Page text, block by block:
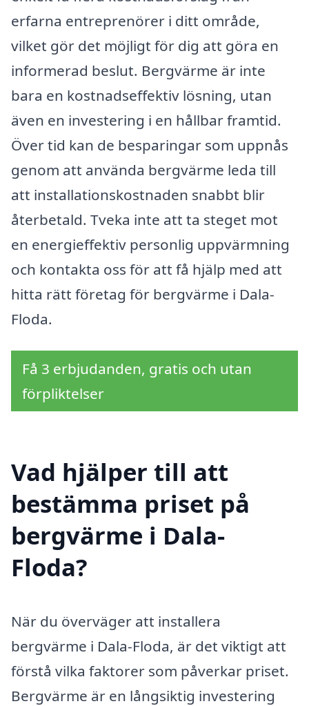
erfarna entreprenörer i ditt område,
vilket gör det möjligt för dig att göra en
informerad beslut. Bergvärme är inte
bara en kostnadseffektiv lösning, utan
även en investering i en hållbar framtid.
Över tid kan de besparingar som uppnås
genom att använda bergvärme leda till
att installationskostnaden snabbt blir
återbetald. Tveka inte att ta steget mot
en energieffektiv personlig uppvärmning
och kontakta oss för att få hjälp med att
hitta rätt företag för bergvärme i Dala-
Floda.
Få 3 erbjudanden, gratis och utan
förpliktelser
Vad hjälper till att
bestämma priset på
bergvärme i Dala-
Floda?
När du överväger att installera
bergvärme i Dala-Floda, är det viktigt att
förstå vilka faktorer som påverkar priset.
Bergvärme är en långsiktig investering